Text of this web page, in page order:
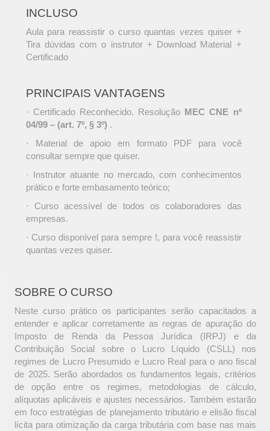
INCLUSO
Aula para reassistir o curso quantas vezes quiser +
Tira dúvidas com o instrutor + Download Material +
Certificado
PRINCIPAIS VANTAGENS
· Certificado Reconhecido. Resolução MEC CNE nº
04/99 – (art. 7º, § 3º) .
· Material de apoio em formato PDF para você
consultar sempre que quiser.
· Instrutor atuante no mercado, com conhecimentos
prático e forte embasamento teórico;
· Curso acessível de todos os colaboradores das
empresas.
· Curso disponível para sempre !, para você reassistir
quantas vezes quiser.
SOBRE O CURSO
Neste curso prático os participantes serão capacitados a
entender e aplicar corretamente as regras de apuração do
Imposto de Renda da Pessoa Jurídica (IRPJ) e da
Contribuição Social sobre o Lucro Líquido (CSLL) nos
regimes de Lucro Presumido e Lucro Real para o ano fiscal
de 2025. Serão abordados os fundamentos legais, critérios
de opção entre os regimes, metodologias de cálculo,
alíquotas aplicáveis e ajustes necessários. Também estarão
em foco estratégias de planejamento tributário e elisão fiscal
lícita para otimização da carga tributária com base nas mais